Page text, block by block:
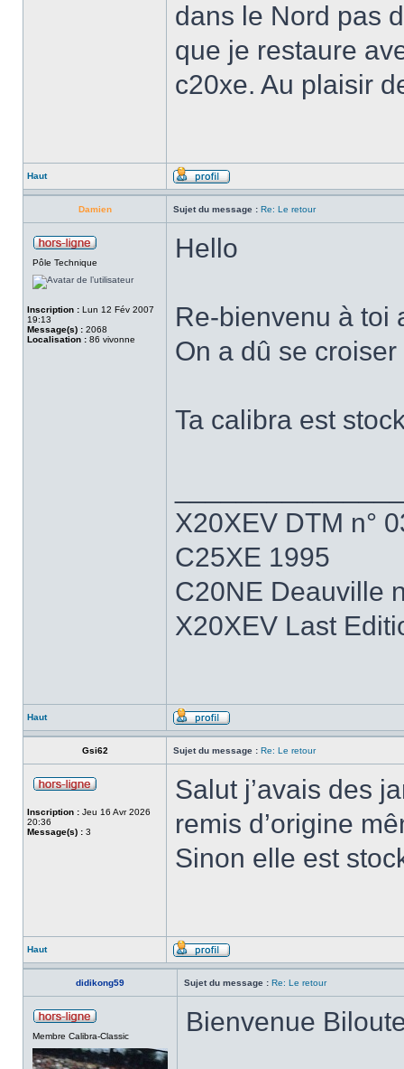
dans le Nord pas
que je restaure
c20xe. Au plaisir
Haut
Damien Sujet du message : Re: Le retour
Pôle Technique
Inscription : Lun 12 Fév 2007
19:13
Message(s) : 2068
Localisation : 86 vivonne
Hello
Re-bienvenu à toi
On a dû se
Ta calibra est
X20XEV DTM n°
C25XE 1995
C20NE Deauville
X20XEV Last
Haut
Gsi62 Sujet du message : Re: Le retour
Inscription : Jeu 16 Avr 2026
20:36
Message(s) : 3
Salut j’avais des
remis d’origine
Sinon elle est
Haut
didikong59 Sujet du message : Re: Le retour
Membre Calibra-Classic Bienvenue